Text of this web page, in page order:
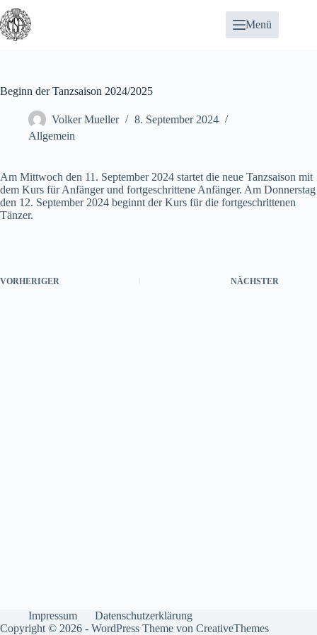
Inhalt
springen
Menü
Beginn der Tanzsaison 2024/2025
Volker Mueller
8. September 2024
Allgemein
Am Mittwoch den 11. September 2024 startet die neue Tanzsaison mit
dem Kurs für Anfänger und fortgeschrittene Anfänger. Am Donnerstag
den 12. September 2024 beginnt derKurs für die fortgeschrittenen
Tänzer.
VORHERIGER NÄCHSTER
Impressum
Datenschutzerklärung
Copyright © 2026 - WordPress Theme von CreativeThemes